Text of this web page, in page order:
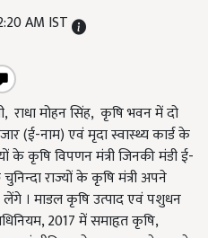
AM IST
राधा मोहन सिंह, कृषि भवन में दो
(ई-नाम) एवं मृदा स्वास्थ्य कार्ड के
के कृषि विपणन मंत्री जिनकी मंडी ई-
राज्यों के कृषि मंत्री अपने
लेंगे । माडल कृषि उत्पाद एवं पशुधन
2017 में समाहृत कृषि,